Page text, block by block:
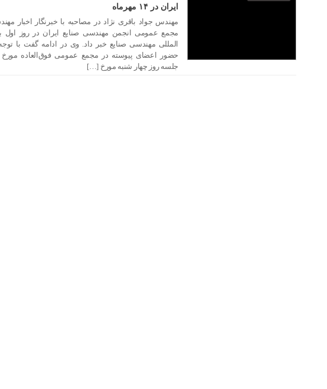
ایران در ۱۴ مهرماه
مهندس جواد باقری نژاد در مصاحبه با خبرنگار اخبار
مجمع عمومی انجمن مهندسی صنایع ایران در روز اول
المللی مهندسی صنایع خبر داد. وی در ادامه گفت با
جلسه روز چهار شنبه مورخ […]